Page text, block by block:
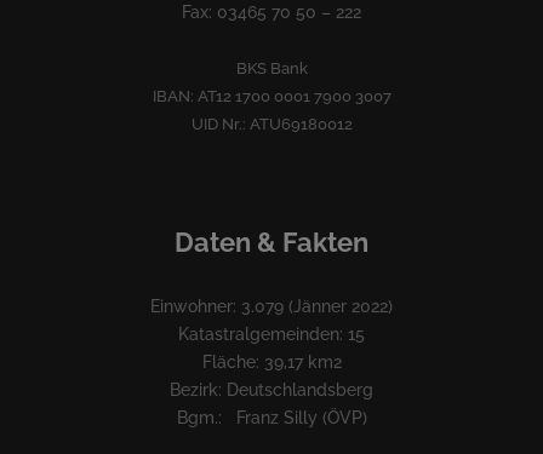
Fax: 03465 70 50 – 222
BKS Bank
IBAN: AT12 1700 0001 7900 3007
UID Nr.: ATU69180012
Daten & Fakten
Einwohner: 3.079 (Jänner 2022)
Katastralgemeinden: 15
Fläche: 39,17 km2
Bezirk: Deutschlandsberg
Bgm.: Franz Silly (ÖVP)